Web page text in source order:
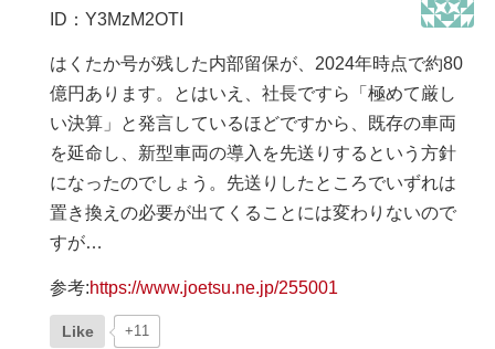
ID：Y3MzM2OTI
はくたか号が残した内部留保が、2024年時点で約80
億円あります。とはいえ、社長ですら「極めて厳し
い決算」と発言しているほどですから、既存の車両
を延命し、新型車両の導入を先送りするという方針
になったのでしょう。先送りしたところでいずれは
置き換えの必要が出てくることには変わりないので
すが…
参考:https://www.joetsu.ne.jp/255001
Like +11